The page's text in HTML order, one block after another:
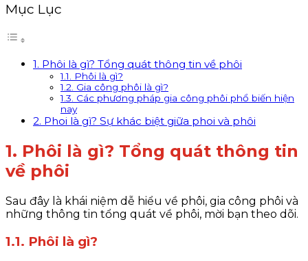
Mục Lục
1. Phôi là gì? Tổng quát thông tin về phôi
1.1. Phôi là gì?
1.2. Gia công phôi là gì?
1.3. Các phương pháp gia công phôi phổ biến hiện
nay
2. Phoi là gì? Sự khác biệt giữa phoi và phôi
1. Phôi là gì? Tổng quát thông tin
về phôi
Sau đây là khái niệm dễ hiểu về phôi, gia công phôi và
những thông tin tổng quát về phôi, mời bạn theo dõi.
1.1. Phôi là gì?